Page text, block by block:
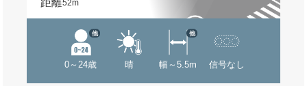
距離52m
0～24歳
他
晴 幅～5.5m
他
信号なし